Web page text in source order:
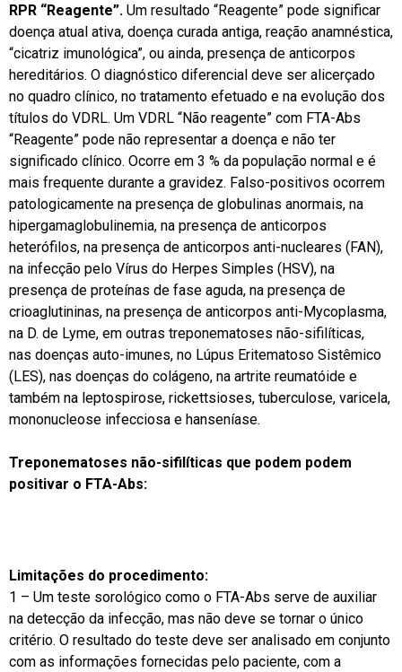
RPR “Reagente”. Um resultado “Reagente” pode significar
doença atual ativa, doença curada antiga, reação anamnéstica,
“cicatriz imunológica”, ou ainda, presença de anticorpos
hereditários. O diagnóstico diferencial deve ser alicerçado
no quadro clínico, no tratamento efetuado e na evolução dos
títulos do VDRL. Um VDRL “Não reagente” com FTA-Abs
“Reagente” pode não representar a doença e não ter
significado clínico. Ocorre em 3 % da população normal e é
mais frequente durante a gravidez. Falso-positivos ocorrem
patologicamente na presença de globulinas anormais, na
hipergamaglobulinemia, na presença de anticorpos
heterófilos, na presença de anticorpos anti-nucleares (FAN),
na infecção pelo Vírus do Herpes Simples (HSV), na
presença de proteínas de fase aguda, na presença de
crioaglutininas, na presença de anticorpos anti-Mycoplasma,
na D. de Lyme, em outras treponematoses não-sifilíticas,
nas doenças auto-imunes, no Lúpus Eritematoso Sistêmico
(LES), nas doenças do colágeno, na artrite reumatóide e
também na leptospirose, rickettsioses, tuberculose, varicela,
mononucleose infecciosa e hanseníase.
Treponematoses não-sifilíticas que podem podem
positivar o FTA-Abs:
Limitações do procedimento:
1 – Um teste sorológico como o FTA-Abs serve de auxiliar
na detecção da infecção, mas não deve se tornar o único
critério. O resultado do teste deve ser analisado em conjunto
com as informações fornecidas pelo paciente, com a